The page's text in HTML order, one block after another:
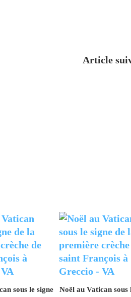
Article
sous le signe Noël au Vatican sous